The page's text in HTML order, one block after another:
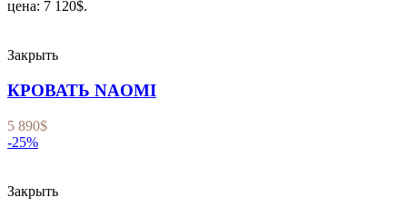
цена: 7 120$.
Закрыть
КРОВАТЬ NAOMI
5 890$
-25%
Закрыть